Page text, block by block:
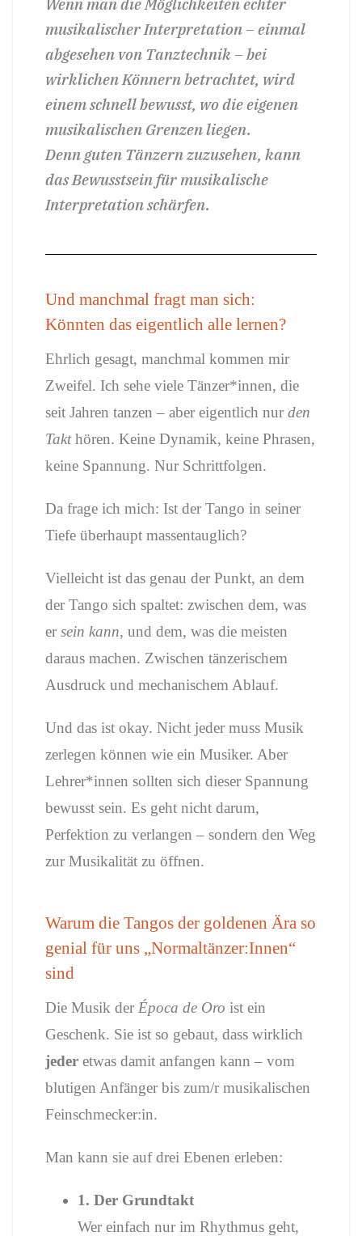
Wenn man die Möglichkeiten echter
musikalischer Interpretation – einmal
abgesehen von Tanztechnik – bei
wirklichen Könnern betrachtet, wird
einem schnell bewusst, wo die eigenen
musikalischen Grenzen liegen.
Denn guten Tänzern zuzusehen, kann
das Bewusstsein für musikalische
Interpretation schärfen.
Und manchmal fragt man sich:
Könnten das eigentlich alle lernen?
Ehrlich gesagt, manchmal kommen mir
Zweifel. Ich sehe viele Tänzer*innen, die
seit Jahren tanzen – aber eigentlich nur den
Takthören. Keine Dynamik, keine Phrasen,
keine Spannung. Nur Schrittfolgen.
Da frage ich mich: Ist der Tango in seiner
Tiefe überhaupt massentauglich?
Vielleicht ist das genau der Punkt, an dem
der Tango sich spaltet: zwischen dem, was
er sein kann, und dem, was die meisten
daraus machen. Zwischen tänzerischem
Ausdruck und mechanischem Ablauf.
Und das ist okay. Nicht jeder muss Musik
zerlegen können wie ein Musiker. Aber
Lehrer*innen sollten sich dieser Spannung
bewusst sein. Es geht nicht darum,
Perfektion zu verlangen – sondern den Weg
zur Musikalität zu öffnen.
Warum die Tangos der goldenen Ära so
genial für uns „Normaltänzer:Innen“
sind
Die Musik der Época de Oro ist ein
Geschenk. Sie ist so gebaut, dass wirklich
jeder etwas damit anfangen kann – vom
blutigen Anfänger bis zum/r musikalischen
Feinschmecker:in.
Man kann sie auf drei Ebenen erleben:
1. Der Grundtakt
Wer einfach nur im Rhythmus geht,